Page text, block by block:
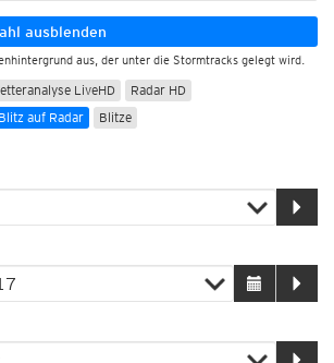
ausblenden
aus, der unter die Stormtracks gelegt wird.
LiveHD
Radar HD
Blitz auf Radar Blitze